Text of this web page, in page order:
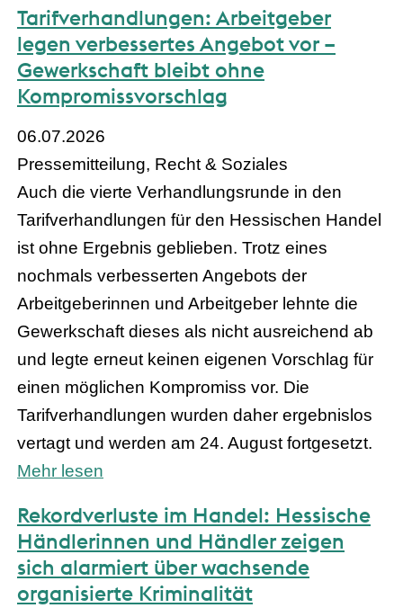
Tarifverhandlungen: Arbeitgeber
legen verbessertes Angebot vor –
Gewerkschaft bleibt ohne
Kompromissvorschlag
06.07.2026
Pressemitteilung, Recht & Soziales
Auch die vierte Verhandlungsrunde in den
Tarifverhandlungen für den Hessischen Handel
ist ohne Ergebnis geblieben. Trotz eines
nochmals verbesserten Angebots der
Arbeitgeberinnen und Arbeitgeber lehnte die
Gewerkschaft dieses als nicht ausreichend ab
und legte erneut keinen eigenen Vorschlag für
einen möglichen Kompromiss vor. Die
Tarifverhandlungen wurden daher ergebnislos
vertagt und werden am 24. August fortgesetzt.
Mehr lesen
Rekordverluste im Handel: Hessische
Händlerinnen und Händler zeigen
sich alarmiert über wachsende
organisierte Kriminalität